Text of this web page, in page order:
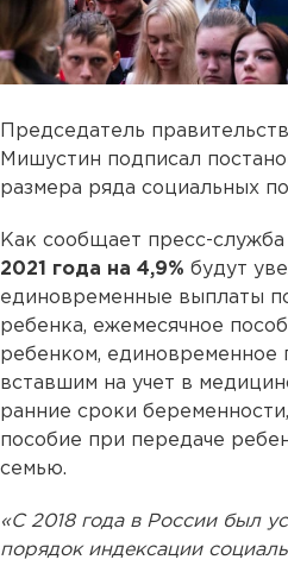
Председатель
Мишустин подписал
размера ряда социальных
Как сообщает пресс-служба
2021 года на 4,9% будут
единовременные выплаты
ребенка, ежемесячное
ребенком, единовременное
вставшим на учет в
ранние сроки
пособие при передаче
семью.
«С 2018 года в России был
порядок индексации